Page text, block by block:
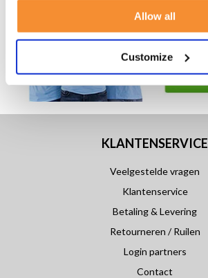
Allow all
Customize
KLANTENSERVICE
Veelgestelde vragen
Klantenservice
Betaling & Levering
Retourneren / Ruilen
Login partners
Contact